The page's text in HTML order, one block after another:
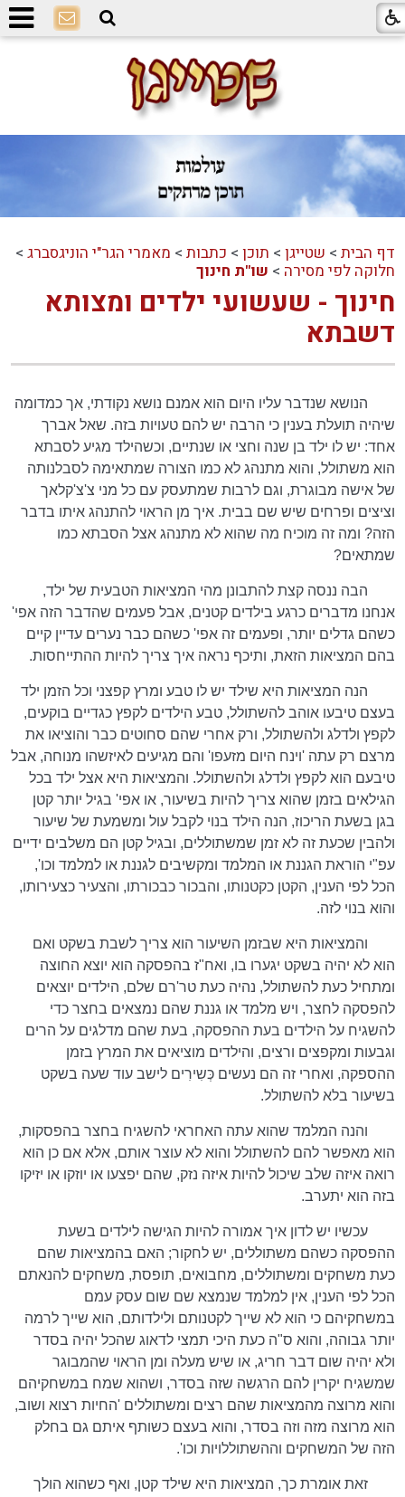
דף הבית > שטייגן > תוכן > כתבות > מאמרי הגר"י הוניגסברג >
חלוקה לפי מסירה > שו"ת חינוך
חינוך - שעשועי ילדים ומצותא
דשבתא
הנושא שנדבר עליו היום הוא אמנם נושא נקודתי, אך כמדומה
שיהיה תועלת בענין כי הרבה יש להם טעויות בזה. שאל אברך
אחד: יש לו ילד בן שנה וחצי או שנתיים, וכשהילד מגיע לסבתא
הוא משתולל, והוא מתנהג לא כמו הצורה שמתאימה לסבלנותה
של אישה מבוגרת, וגם לרבות שמתעסק עם כל מני צ'צ'קלאך
וציצים ופרחים שיש שם בבית. איך מן הראוי להתנהג איתו בדבר
הזה? ומה זה מוכיח מה שהוא לא מתנהג אצל הסבתא כמו
שמתאים?
הבה ננסה קצת להתבונן מהי המציאות הטבעית של ילד,
אנחנו מדברים כרגע בילדים קטנים, אבל פעמים שהדבר הזה אפי'
כשהם גדלים יותר, ופעמים זה אפי' כשהם כבר נערים עדיין קיים
בהם המציאות הזאת, ותיכף נראה איך צריך להיות ההתייחסות.
הנה המציאות היא שילד יש לו טבע ומרץ קפצני וכל הזמן ילד
בעצם טיבעו אוהב להשתולל, טבע הילדים לקפץ כגדיים בוקעים,
לקפץ ולדלג ולהשתולל, ורק אחרי שהם סחוטים כבר והוציאו את
מרצם רק עתה 'וינח היום מזעפו' והם מגיעים לאיזשהו מנוחה, אבל
טיבעם הוא לקפץ ולדלג ולהשתולל. והמציאות היא אצל ילד בכל
הגילאים בזמן שהוא צריך להיות בשיעור, או אפי' בגיל יותר קטן
בגן בשעת הריכוז, הנה הילד בנוי לקבל עול ומשמעת של שיעור
ולהבין שכעת זה לא זמן שמשתוללים, ובגיל קטן הם משלבים ידיים
עפ"י הוראת הגננת או המלמד ומקשיבים לגננת או למלמד וכו',
הכל לפי הענין, הקטן כקטנותו, והבכור כבכורתו, והצעיר כצעירותו,
והוא בנוי לזה.
והמציאות היא שבזמן השיעור הוא צריך לשבת בשקט ואם
הוא לא יהיה בשקט יגערו בו, ואח"ז בהפסקה הוא יוצא החוצה
ומתחיל כעת להשתולל, נהיה כעת טר'רם שלם, הילדים יוצאים
להפסקה לחצר, ויש מלמד או גננת שהם נמצאים בחצר כדי
להשגיח על הילדים בעת ההפסקה, בעת שהם מדלגים על הרים
וגבעות ומקפצים ורצים, והילדים מוציאים את המרץ בזמן
ההספקה, ואחרי זה הם נעשים כְּשִירִים לישב עוד שעה בשקט
בשיעור בלא להשתולל.
והנה המלמד שהוא עתה האחראי להשגיח בחצר בהפסקות,
הוא מאפשר להם להשתולל והוא לא עוצר אותם, אלא אם כן הוא
רואה איזה שלב שיכול להיות איזה נזק, שהם יפצעו או יוזקו או יזיקו
בזה הוא יתערב.
עכשיו יש לדון איך אמורה להיות הגישה לילדים בשעת
ההפסקה כשהם משתוללים, יש לחקור; האם בהמציאות שהם
כעת משחקים ומשתוללים, מחבואים, תופסת, משחקים להנאתם
הכל לפי הענין, אין למלמד שנמצא שם שום עסק עמם
במשחקיהם כי הוא לא שייך לקטנותם ולילדותם, הוא שייך לרמה
יותר גבוהה, והוא ס"ה כעת היכי תמצי לדאוג שהכל יהיה בסדר
ולא יהיה שום דבר חריג, או שיש מעלה ומן הראוי שהמבוגר
שמשגיח יקרין להם הרגשה שזה בסדר, ושהוא שמח במשחקיהם
והוא מרוצה מהמציאות שהם רצים ומשתוללים 'החיות רצוא ושוב,
הוא מרוצה מזה וזה בסדר, והוא בעצם כשותף איתם גם בחלק
הזה של המשחקים וההשתוללויות וכו'.
זאת אומרת כך, המציאות היא שילד קטן, ואף כשהוא הולך